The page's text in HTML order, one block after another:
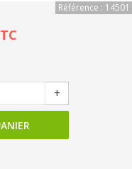
Référence : 14501
+